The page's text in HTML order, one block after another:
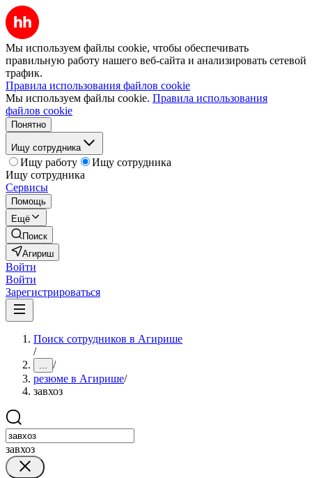
Мы используем файлы cookie, чтобы обеспечивать
правильную работу нашего веб-сайта и анализировать сетевой
трафик.
Правила использования файлов cookie
Мы используем файлы cookie. Правила использования
файлов cookie
Понятно
Ищу сотрудника
Ищу работу
Ищу сотрудника
Ищу сотрудника
Сервисы
Помощь
Ещё
Поиск
Агириш
Войти
Войти
Зарегистрироваться
Поиск сотрудников в Агирише
/
... /
резюме в Агирише/
завхоз
завхоз